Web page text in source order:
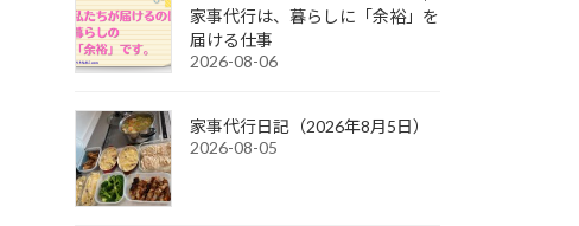
家事代行は、暮らしに「余裕」を
届ける仕事
2026-08-06
家事代行日記（2026年8月5日）
2026-08-05